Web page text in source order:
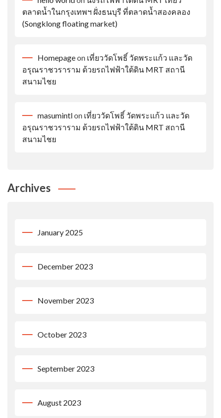
ตลาดน้ำในกรุงเทพฯ ฝั่งธนบุรี ที่ตลาดน้ำสองคลอง
(Songklong floating market)
Homepageon เที่ยววัดโพธิ์ วัดพระแก้ว และวัด
อรุณราชวราราม ด้วยรถไฟฟ้าใต้ดิน MRT สถานี
สนามไชย
masumintlon เที่ยววัดโพธิ์ วัดพระแก้ว และวัด
อรุณราชวราราม ด้วยรถไฟฟ้าใต้ดิน MRT สถานี
สนามไชย
Archives
January 2025
December 2023
November 2023
October 2023
September 2023
August 2023